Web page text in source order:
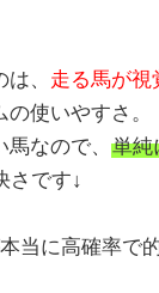
、 走る馬が視
の使いやすさ。
馬なので、単純
さです↓
当に高確率で